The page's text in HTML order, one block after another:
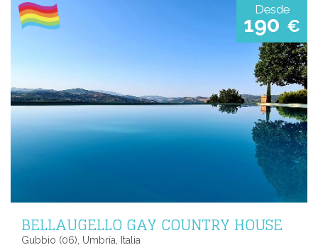
Desde
190 €
BELLAUGELLO GAY COUNTRY HOUSE
Gubbio (06), Umbría, Italia